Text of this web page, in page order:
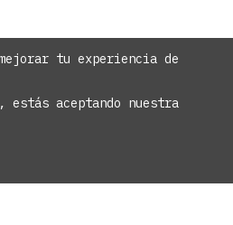
tu experiencia de
estás aceptando nuestra